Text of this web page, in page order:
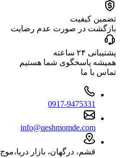
تضمین کیفیت
بازگشت در صورت عدم رضایت
پشتیبانی ۲۴ ساعته
همیشه پاسخگوی شما هستیم
تماس با ما
0917-9475331
info@qeshmomde.com
قشم، درگهان، بازار دریا،موج5، پلاک2567